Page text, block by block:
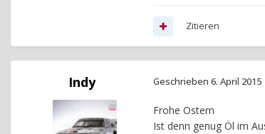
Zitieren
Indy Geschrieben 6. April 2015
Frohe Ostern
Ist denn genug Öl im